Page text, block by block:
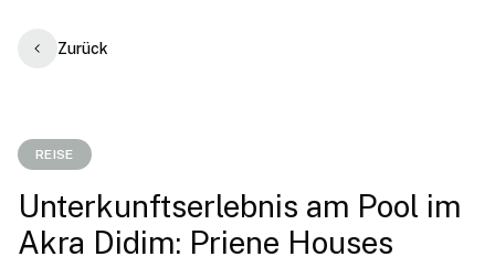
Zurück
REISE
Unterkunftserlebnis am Pool im
Akra Didim: Priene Houses